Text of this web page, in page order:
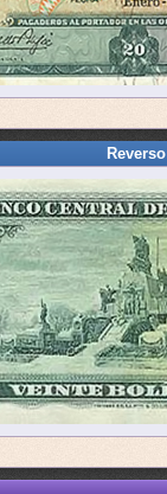
Reverso